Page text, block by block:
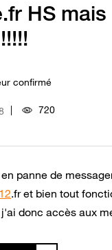
HS
confirmé
720
panne de
.fr et bien tout
donc accès aux